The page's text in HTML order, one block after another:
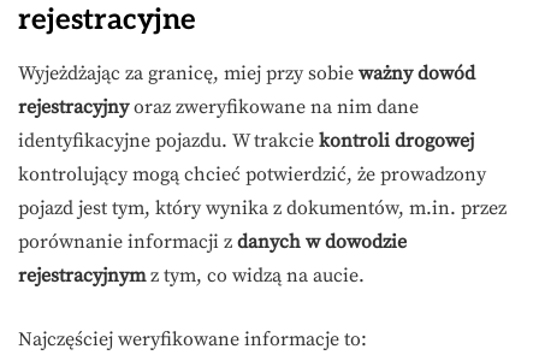
rejestracyjne
Wyjeżdżając za granicę, miej przy sobie ważny dowód
rejestracyjnyoraz zweryfikowane na nim dane
identyfikacyjne pojazdu. W trakcie kontroli drogowej
kontrolujący mogą chcieć potwierdzić, że prowadzony
pojazd jest tym, który wynika z dokumentów, m.in. przez
porównanie informacji z danych w dowodzie
rejestracyjnymz tym, co widzą na aucie.
Najczęściej weryfikowane informacje to: